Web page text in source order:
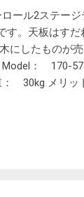
スクリーンタ
ーブルが必要
代わりになり
プをしようと
た状態でも
べて置くのも
ール2ステー
す。天板はす
にしたものが
Model： 170-
30kg メリッ
がこぼれて垂